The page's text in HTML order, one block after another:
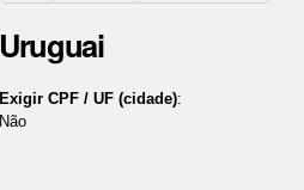
Uruguai
Exigir CPF / UF (cidade):
Não